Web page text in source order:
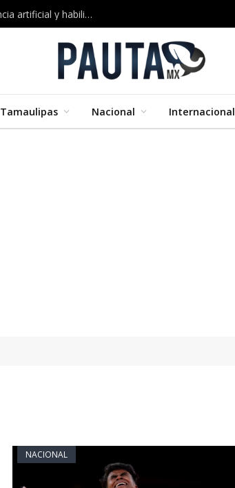
Google impulsa nuevos cursos certificados en inteligencia artificial y habilidades digitales
Tamaulipas Nacional Internacional
NACIONAL